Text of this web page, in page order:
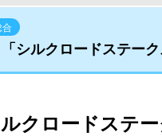
合
ルクロードステーク
ルクロードステ